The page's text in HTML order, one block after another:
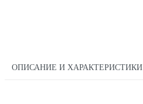
ОПИСАНИЕ И ХАРАКТЕРИСТИКИ